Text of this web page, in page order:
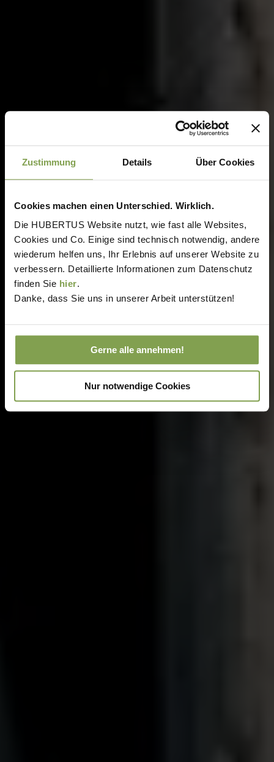
Zustimmung Details Über Cookies
Cookies machen einen Unterschied. Wirklich.
Die HUBERTUS Website nutzt, wie fast alle Websites,
Cookies und Co. Einige sind technisch notwendig, andere
wiederum helfen uns, Ihr Erlebnis auf unserer Website zu
verbessern. Detaillierte Informationen zum Datenschutz
finden Sie hier.
Danke, dass Sie uns in unserer Arbeit unterstützen!
Gerne alle annehmen!
Nur notwendige Cookies